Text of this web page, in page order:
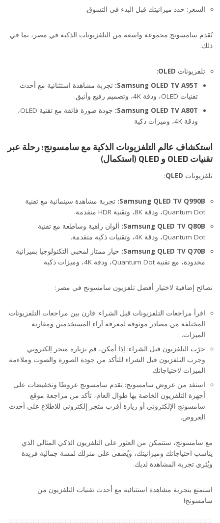
السعر: حدد ميزانيتك قبل البدء في التسوق.
تُقدم سامسونج مجموعة واسعة من التلفزيونات الذكية في مصر، بما في
ذلك:
تلفزيونات OLED
:
Samsung OLED TV A95T: تجربة مشاهدة استثنائية مع أحدث
تقنيات OLED، ودقة 4K، وتصميم رفيع وأنيق.
Samsung OLED TV A80T:
جودة صورة فائقة مع تقنية OLED،
ودقة 4K، وميزات ذكية
استكشاف عالم التلفزيونات الذكية مع سامسونج: رحلة عبر
تقنياتOLED وQLED (استكمال)
تلفزيونات QLED
:
Samsung QLED TV Q990B: تجربة مشاهدة سينمائية مع تقنية
Quantum Dot، ودقة 8K، وتقنية HDR متقدمة.
Samsung QLED TV Q80B: ألوان زاهية وساطعة مع تقنية
Quantum Dot، ودقة 4K، وتقنيات ذكية متقدمة.
Samsung QLED TV Q70B: خيار ممتاز لمحبي التكنولوجيا بميزانية
محدودة، مع تقنية Quantum Dot، ودقة 4K، وميزات ذكية.
نصائح إضافية لاختيار أفضل تلفزيون سامسونج في مصر:
اقرأ مراجعات التلفزيونات قبل الشراء: قارن بين مراجعات التلفزيونات
المختلفة من مصادر موثوقة لمعرفة آراء المستخدمين ومقارنة
الميزات.
جرّب التلفزيون قبل الشراء: إذا أمكن، قم بزيارة متجر إلكتروني
وجرب التلفزيون قبل الشراء للتأكد من جودة الصورة والصوت وملاءمة
الميزات لاحتياجاتك.
استفد من عروض سامسونج: تقدم سامسونج عروضًا وتخفيضات على
أجهزة التلفزيون الخاصة بها طوال العام، تأكد من مراجعة موقع
سامسونج الإلكتروني أو زيارة أقرب متجر إلكتروني للاطلاع على أحدث
العروض.
مع سامسونج، ستتمكن من العثور على التلفزيون الذكي المثالي الذي
يناسب احتياجاتك وميزانيتك، ويُضفي على منزلك لمسة جمالية فريدة
ويُثري تجربة المشاهدة لديك.
استمتع بتجربة مشاهدة استثنائية مع أحدث تقنيات التلفزيون من
سامسونج!